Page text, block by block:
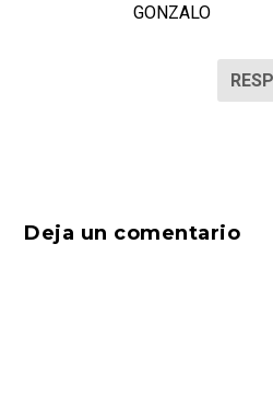
GONZALO
Deja un comentario